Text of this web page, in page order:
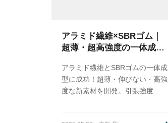
アラミド繊維×SBRゴム｜
超薄・超高強度の一体成型
アラミド繊維とSBRゴムの一体成
型に成功！超薄・伸びない・高強
度な新素材を開発。引張強度